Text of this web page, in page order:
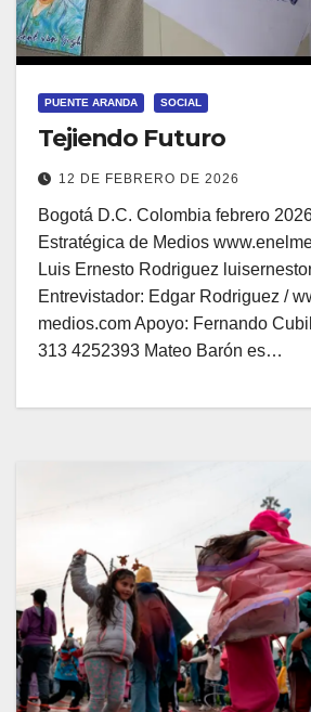
PUENTE ARANDA SOCIAL
Tejiendo Futuro
12 DE FEBRERO DE 2026
Bogotá D.C. Colombia febrero
Estratégica de Medios
Luis Ernesto Rodriguez
Entrevistador: Edgar Rodriguez /
medios.com Apoyo: Fernando
313 4252393 Mateo Barón es…